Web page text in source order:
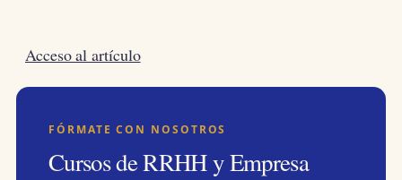
Acceso al artículo
FÓRMATE CON NOSOTROS
Cursos de RRHH y Empresa